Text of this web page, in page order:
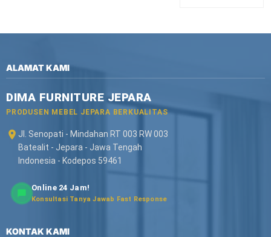
ALAMAT KAMI
DIMA FURNITURE JEPARA
PRODUSEN MEBEL JEPARA BERKUALITAS
Jl. Senopati - Mindahan RT 003 RW 003
Batealit - Jepara - Jawa Tengah
Indonesia - Kodepos 59461
Online 24 Jam!
Konsultasi Tanya Jawab Fast Response
KONTAK KAMI